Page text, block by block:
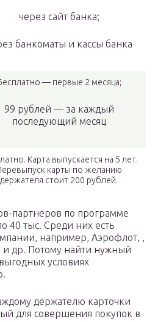
через сайт банка;
банкоматы и кассы банка
— первые 2 месяца;
99 рублей — за каждый
последующий месяц
Карта выпускается на 5 лет.
карты по желанию
держателя стоит 200 рублей.
партнеров по программе
40 тыс. Среди них есть
например, Аэрофлот, ,
и др. Потому найти нужный
условиях
держателю карточки
для совершения покупок в